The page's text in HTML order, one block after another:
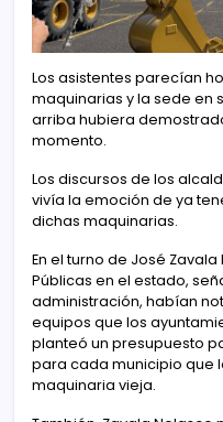
Los asistentes parecían
maquinarias y la sede en
arriba hubiera
momento.
Los discursos de los
vivía la emoción de ya
dichas maquinarias.
En el turno de José
Públicas en el estado,
administración, habían
equipos que los
planteó un presupuesto
para cada municipio que
maquinaria vieja.